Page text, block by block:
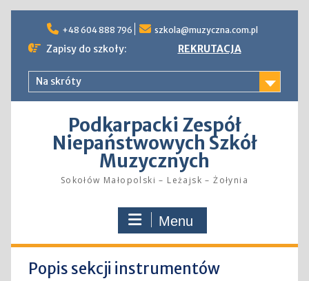
content
+48 604 888 796 szkola@muzyczna.com.pl
Zapisy do szkoły: REKRUTACJA
Na skróty
Podkarpacki Zespół
Niepaństwowych Szkół
Muzycznych
Sokołów Małopolski – Leżajsk – Żołynia
Menu
Popis sekcji instrumentów